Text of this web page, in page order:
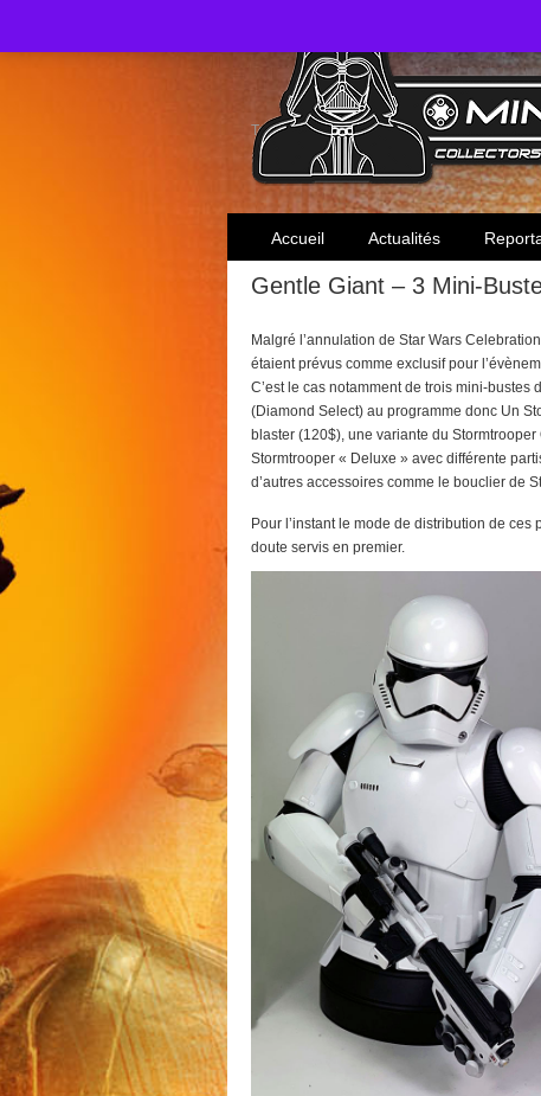
Toute l'actualité des collectionneurs Star Wars
Accueil Actualités
Gentle Giant – 3 Mini-
Malgré l’annulation de Star Wars
étaient prévus comme exclusif pour
C’est le cas notamment de trois mini-
(Diamond Select) au programme donc Un
blaster (120$), une variante du
Stormtrooper « Deluxe » avec différente
d’autres accessoires comme le bouclier de
Pour l’instant le mode de distribution de
doute servis en premier.